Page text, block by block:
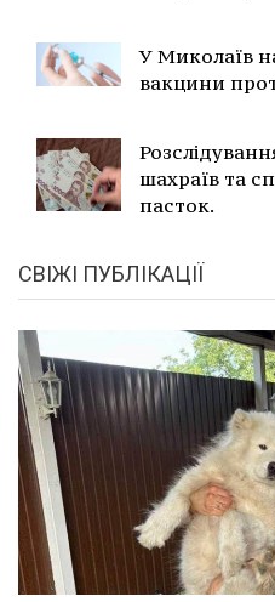
У Миколаїв
вакцини
шахраїв та
пасток.
СВІЖІ ПУБЛІКАЦІЇ